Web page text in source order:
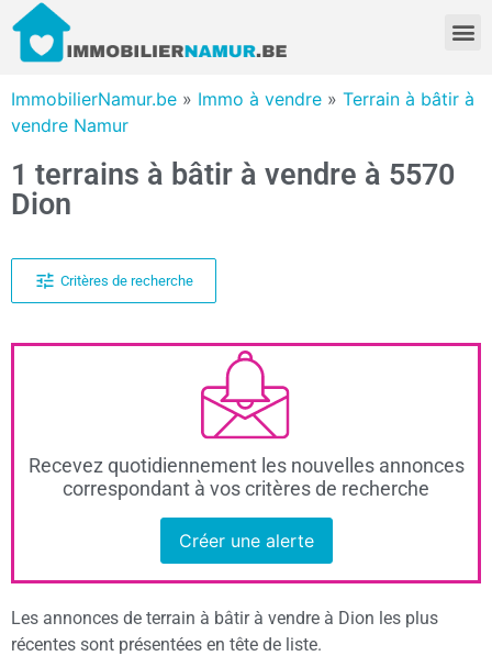
ImmobilierNamur.be » Immo à vendre » Terrain à bâtir à
vendre Namur
1 terrains à bâtir à vendre à 5570
Dion
Critères de recherche
Recevez quotidiennement les nouvelles annonces
correspondant à vos critères de recherche
Créer une alerte
Les annonces de terrain à bâtir à vendre à Dion les plus
récentes sont présentées en tête de liste.